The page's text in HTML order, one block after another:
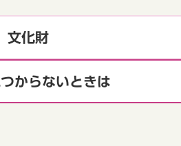
文化財
からないときは